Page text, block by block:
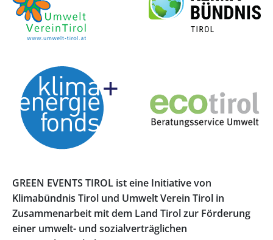
GREEN EVENTS TIROL ist eine Initiative von
Klimabündnis Tirol und Umwelt Verein Tirol in
Zusammenarbeit mit dem Land Tirol zur Förderung
einer umwelt- und sozialverträglichen